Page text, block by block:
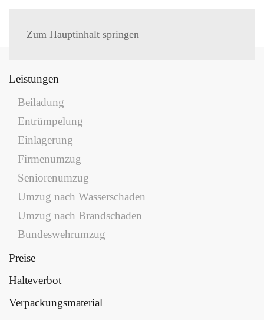
Zum Hauptinhalt springen
Leistungen
Beiladung
Entrümpelung
Einlagerung
Firmenumzug
Seniorenumzug
Umzug nach Wasserschaden
Umzug nach Brandschaden
Bundeswehrumzug
Preise
Halteverbot
Verpackungsmaterial